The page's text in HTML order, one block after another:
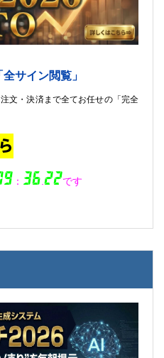
サイン閲覧」
文・決済まで全てお任せの「完全